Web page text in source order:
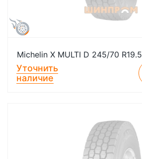
Michelin X MULTI D 245/70 R19.5
Уточнить
наличие